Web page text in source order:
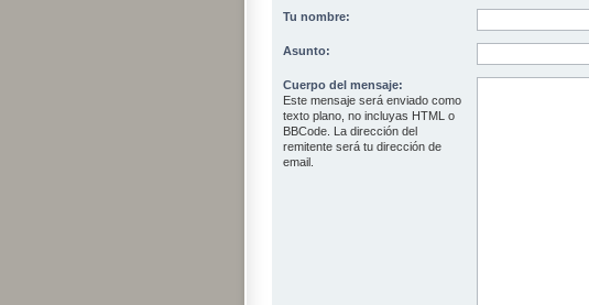
Tu nombre:
Asunto:
Cuerpo del mensaje:
Este mensaje será enviado como
texto plano, no incluyas HTML o
BBCode. La dirección del
remitente será tu dirección de
email.